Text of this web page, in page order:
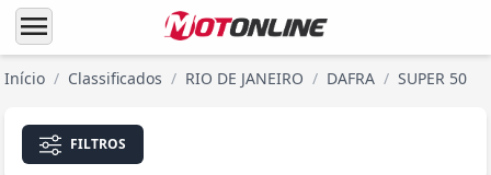
menu
Início / Classificados / RIO DE JANEIRO / DAFRA / SUPER 50
FILTROS